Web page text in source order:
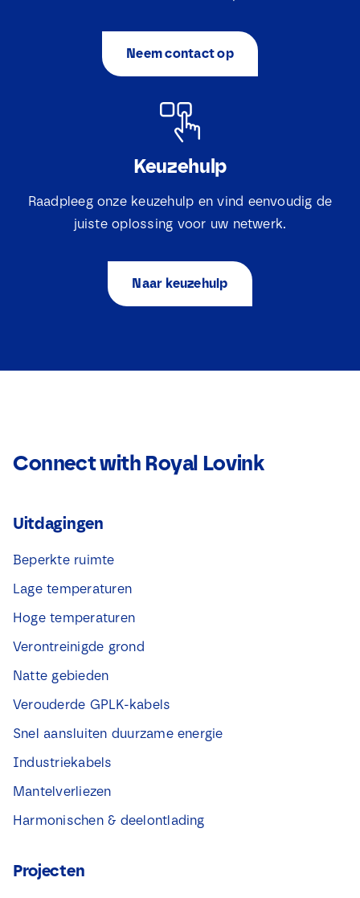
Neem contact op
Keuzehulp
Raadpleeg onze keuzehulp en vind eenvoudig de
juiste oplossing voor uw netwerk.
Naar keuzehulp
Connect with Royal Lovink
Uitdagingen
Beperkte ruimte
Lage temperaturen
Hoge temperaturen
Verontreinigde grond
Natte gebieden
Verouderde GPLK-kabels
Snel aansluiten duurzame energie
Industriekabels
Mantelverliezen
Harmonischen & deelontlading
Projecten